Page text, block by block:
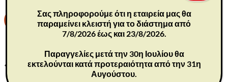
-30%
Σας πληροφορούμε ότι η εταιρεία μας θα
παραμείνει κλειστή για το διάστημα από
7/8/2026 έως και 23/8/2026.
Παραγγελίες μετά την 30η Ιουλίου θα
εκτελούνται κατά προτεραιότητα από την 31η
Αυγούστου.